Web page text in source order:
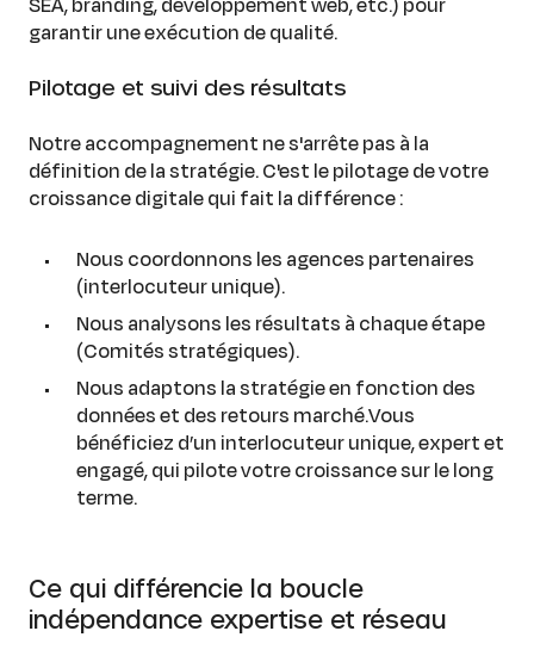
garantir une exécution de qualité.
Pilotage et suivi des résultats
Notre accompagnement ne s'arrête pas à la
définition de la stratégie. C'est le pilotage de votre
croissance digitale qui fait la différence :
Nous coordonnons les agences partenaires
(interlocuteur unique).
Nous analysons les résultats à chaque étape
(Comités stratégiques).
Nous adaptons la stratégie en fonction des
données et des retours marché.Vous
bénéficiez d’un interlocuteur unique, expert et
engagé, qui pilote votre croissance sur le long
terme.
Ce qui différencie la boucle
indépendance expertise et réseau